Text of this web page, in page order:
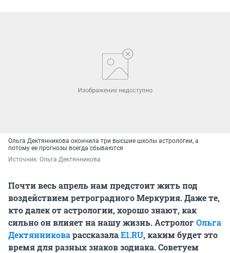
Ольга Дектянникова окончила три высшие школы астрологии, а
потому ее прогнозы всегда сбываются
Источник: Ольга Дектянникова
Почти весь апрель нам предстоит жить под
воздействием ретроградного Меркурия. Даже те,
кто далек от астрологии, хорошо знают, как
сильно он влияет на нашу жизнь. Астролог Ольга
ДектянниковарассказалаE1.RU, каким будет это
время для разных знаков зодиака. Советуем